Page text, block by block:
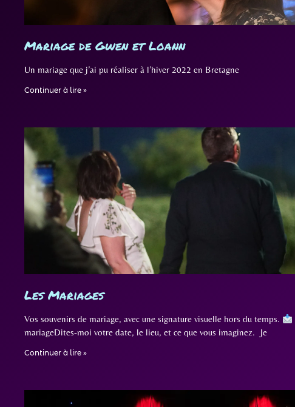
Mariage de Gwen et Loann
Un mariage que j’ai pu réaliser à l’hiver 2022 en Bretagne
Continuer à lire »
Les Mariages
Vos souvenirs de mariage, avec une signature visuelle hors du temps.
mariageDites-moi votre date, le lieu, et ce que vous imaginez. Je
Continuer à lire »